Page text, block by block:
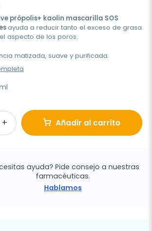
própolis+ kaolin mascarilla SOS
ayuda a reducir tanto el exceso de grasa
aspecto de los poros.
matizada, suave y purificada.
Añadir al carrito
ayuda? Pide consejo a nuestras
farmacéuticas.
Hablamos